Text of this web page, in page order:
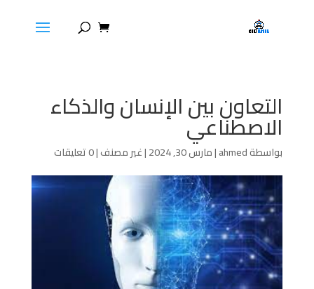
التعاون بين الإنسان والذكاء
الاصطناعي
بواسطةahmed
|مارس 30, 2024 |غير مصنف|0 تعليقات